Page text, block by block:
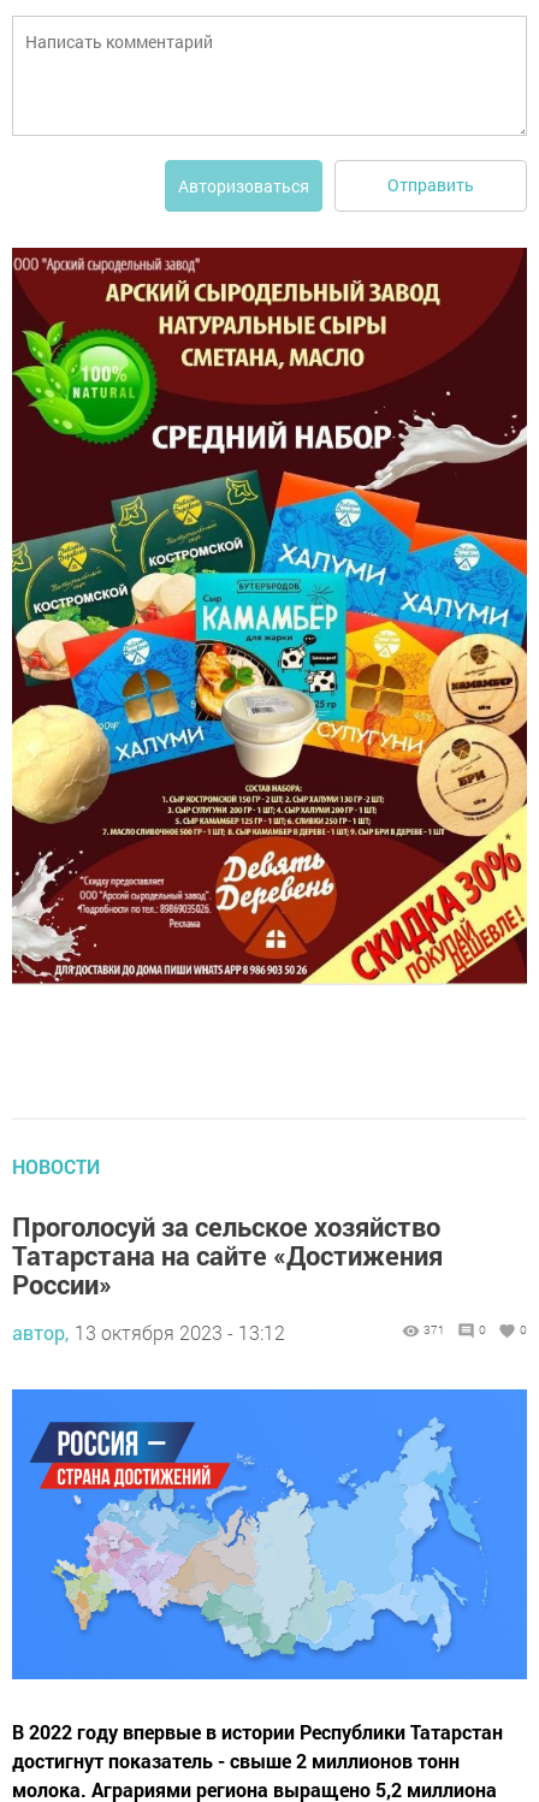
Авторизоваться Отправить
НОВОСТИ
Проголосуй за сельское хозяйство
Татарстана на сайте «Достижения
России»
автор, 13 октября 2023 - 13:12
В 2022 году впервые в истории Республики Татарстан
достигнут показатель - свыше 2 миллионов тонн
молока. Аграриями региона выращено 5,2 миллиона